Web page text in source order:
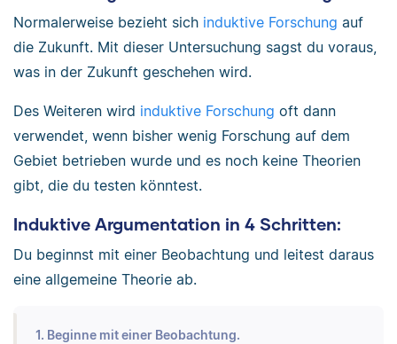
Normalerweise bezieht sich induktive Forschung auf
die Zukunft. Mit dieser Untersuchung sagst du voraus,
was in der Zukunft geschehen wird.
Des Weiteren wird induktive Forschung oft dann
verwendet, wenn bisher wenig Forschung auf dem
Gebiet betrieben wurde und es noch keine Theorien
gibt, die du testen könntest.
Induktive Argumentation in 4 Schritten:
Du beginnst mit einer Beobachtung und leitest daraus
eine allgemeine Theorie ab.
1. Beginne mit einer Beobachtung.